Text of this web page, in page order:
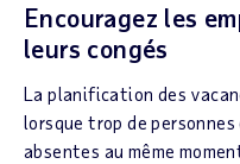
Encouragez les
leurs congés
La planification des
lorsque trop de
absentes au même